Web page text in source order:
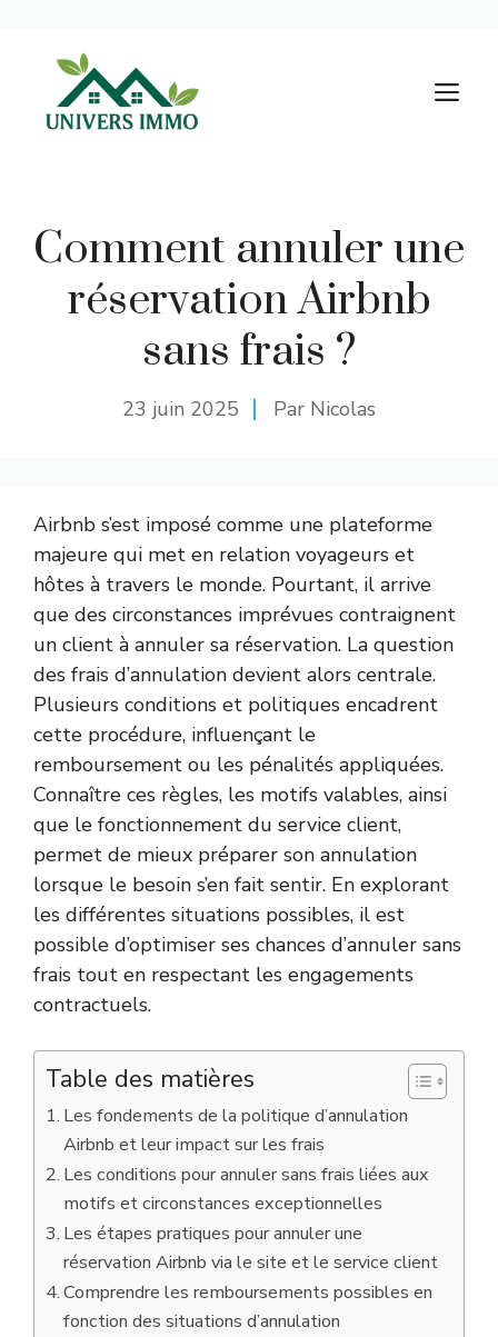
contenu
Comment annuler une
réservation Airbnb
sans frais ?
23 juin 2025 Par Nicolas
Airbnb s’est imposé comme une plateforme
majeure qui met en relation voyageurs et
hôtes à travers le monde. Pourtant, il arrive
que des circonstances imprévues contraignent
un client à annuler sa réservation. La question
des frais d’annulation devient alors centrale.
Plusieurs conditions et politiques encadrent
cette procédure, influençant le
remboursement ou les pénalités appliquées.
Connaître ces règles, les motifs valables, ainsi
que le fonctionnement du service client,
permet de mieux préparer son annulation
lorsque le besoin s’en fait sentir. En explorant
les différentes situations possibles, il est
possible d’optimiser ses chances d’annuler sans
frais tout en respectant les engagements
contractuels.
Table des matières
Les fondements de la politique d’annulation
Airbnb et leur impact sur les frais
Les conditions pour annuler sans frais liées aux
motifs et circonstances exceptionnelles
Les étapes pratiques pour annuler une
réservation Airbnb via le site et le service client
Comprendre les remboursements possibles en
fonction des situations d’annulation